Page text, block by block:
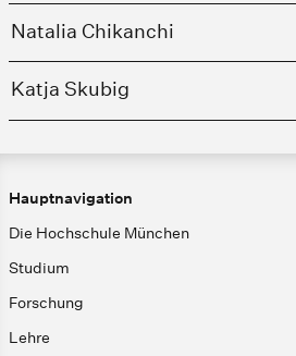
Natalia Chikanchi
Katja Skubig
Hauptnavigation
Die Hochschule München
Studium
Forschung
Lehre